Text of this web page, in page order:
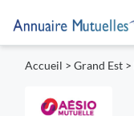
Accueil > Grand Est >